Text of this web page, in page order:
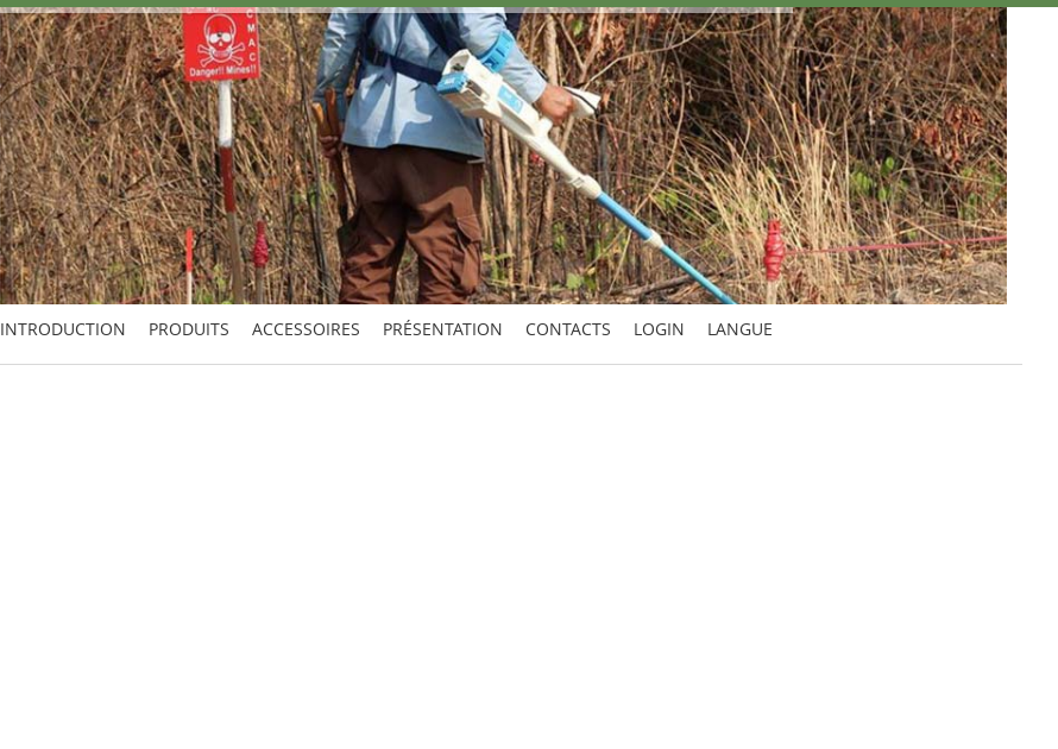
INTRODUCTION PRODUITS ACCESSOIRES PRÉSENTATION CONTACTS LOGIN LANGUE